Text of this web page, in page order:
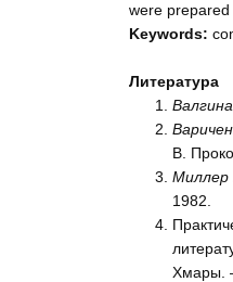
were
Keywords:
Литература
В.
Миллер
1982.
Хмары.